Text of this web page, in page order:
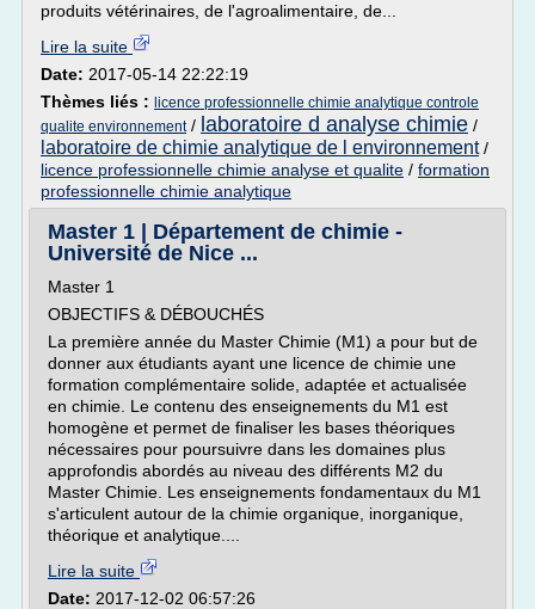
produits vétérinaires, de l'agroalimentaire, de...
Lire la suite
Date: 2017-05-14 22:22:19
Thèmes liés : licence professionnelle chimie analytique controle
qualite environnement/ laboratoire d analyse chimie /
laboratoire de chimie analytique de l environnement/
licence professionnelle chimie analyse et qualite / formation
professionnelle chimie analytique
Master 1 | Département de chimie -
Université de Nice ...
Master 1
OBJECTIFS & DÉBOUCHÉS
La première année du Master Chimie (M1) a pour but de
donner aux étudiants ayant une licence de chimie une
formation complémentaire solide, adaptée et actualisée
en chimie. Le contenu des enseignements du M1 est
homogène et permet de finaliser les bases théoriques
nécessaires pour poursuivre dans les domaines plus
approfondis abordés au niveau des différents M2 du
Master Chimie. Les enseignements fondamentaux du M1
s'articulent autour de la chimie organique, inorganique,
théorique et analytique....
Lire la suite
Date: 2017-12-02 06:57:26